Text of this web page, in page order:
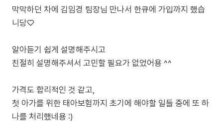
막막하던 차에 김임경 팀장님 만나서 한큐에 가입까지 했습
니당♡
알아듣기 쉽게 설명해주시고
친절히 설명해주셔서 고민할 필요가 없었어용 ^^
가격도 합리적인 것 같고,
첫 아가를 위한 태아보험까지 초기에 해야할 일들 중에 또 하
나를 처리했네용 :)